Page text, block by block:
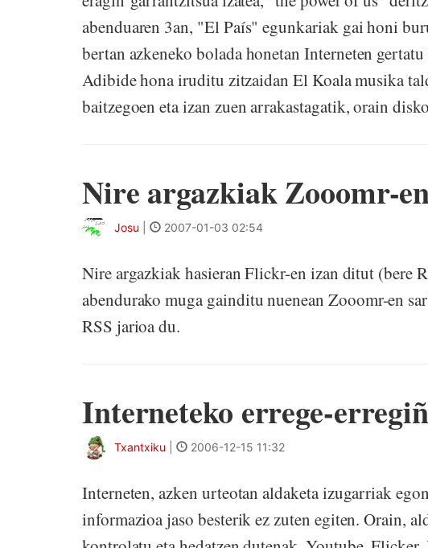
abenduaren 3an, "El País" egunkariak gai honi
bertan azkeneko bolada honetan Interneten
Adibide hona iruditu zitzaidan El Koala musika
baitzegoen eta izan zuen arrakastagatik, orain
Nire argazkiak Zooomr-
Josu 2007-01-03 02:54
Nire argazkiak hasieran Flickr-en izan ditut (bere
abendurako muga gainditu nuenean Zooomr-en
RSS jarioa du.
Interneteko errege-
Txantxiku 2006-12-15 11:32
Interneten, azken urteotan aldaketa izugarriak
informazioa jaso besterik ez zuten egiten. Orain,